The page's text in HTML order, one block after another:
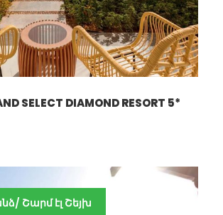
SELECT DIAMOND RESORT 5*
Շարմ էլ Շեյխ